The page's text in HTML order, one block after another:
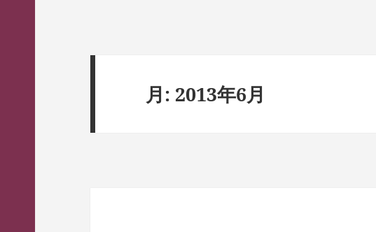
月: 2013年6月